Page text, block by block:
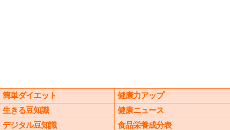
簡単ダイエット
健康力アップ
生きる豆知識
健康ニュース
デジタル豆知識
食品栄養成分表